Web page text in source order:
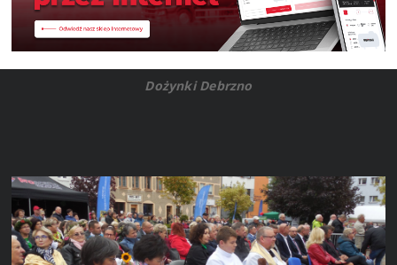
Dożynki Debrzno